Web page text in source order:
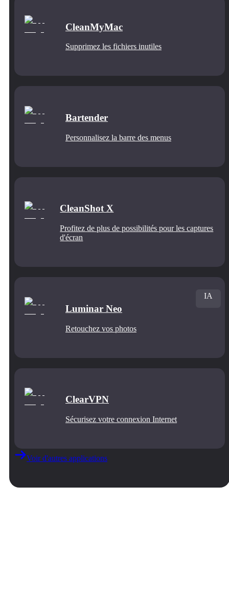
CleanMyMac
Supprimez les fichiers inutiles
Bartender
Personnalisez la barre des menus
CleanShot X
Profitez de plus de possibilités pour les captures
d'écran
Luminar Neo
Retouchez vos photos
IA
ClearVPN
Sécurisez votre connexion Internet
Voir d'autres applications